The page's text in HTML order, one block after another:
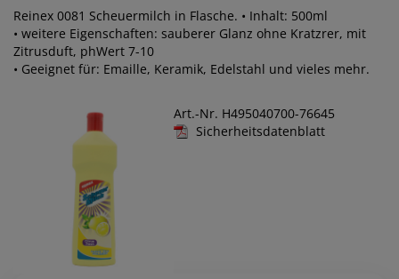
Reinex 0081 Scheuermilch in Flasche. • Inhalt: 500ml
• weitere Eigenschaften: sauberer Glanz ohne Kratzrer, mit
Zitrusduft, phWert 7-10
• Geeignet für: Emaille, Keramik, Edelstahl und vieles mehr.
Art.-Nr. H495040700-76645
Sicherheitsdatenblatt